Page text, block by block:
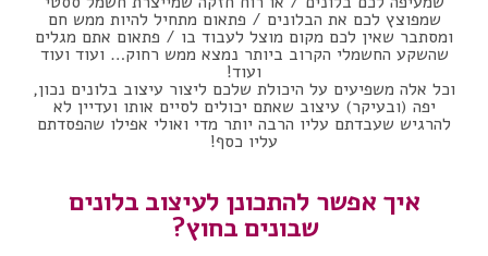
שמפוצץ לכם את הבלונים / פתאום מתחיל להיות ממש חם
ומסתבר שאין לכם מקום מוצל לעבוד בו / פתאום אתם מגלים
שהשקע החשמלי הקרוב ביותר נמצא ממש רחוק… ועוד ועוד
ועוד!
וכל אלה משפיעים על היכולת שלכם ליצור עיצוב בלונים נכון,
יפה (ובעיקר) עיצוב שאתם יכולים לסיים אותו ועדיין לא
להרגיש שעבדתם עליו הרבה יותר מדי ואולי אפילו שהפסדתם
עליו כסף!
איך אפשר להתכונן לעיצוב בלונים
שבונים בחוץ?